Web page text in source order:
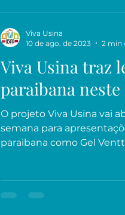
Viva Usina traz
paraibana
O projeto Viva Usina vai
semana para
paraibana como Gel
Viva Usina
10 de ago. de 2023
2 min